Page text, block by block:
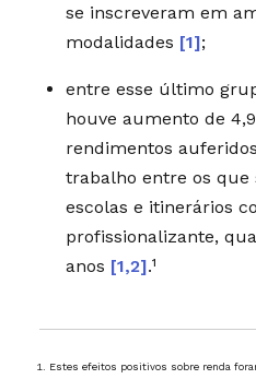
se inscreveram em
modalidades [1];
entre esse último
houve aumento de
rendimentos
trabalho entre os
escolas e itinerários
profissionalizante,
anos [1,2].¹
Estes efeitos positivos sobre renda